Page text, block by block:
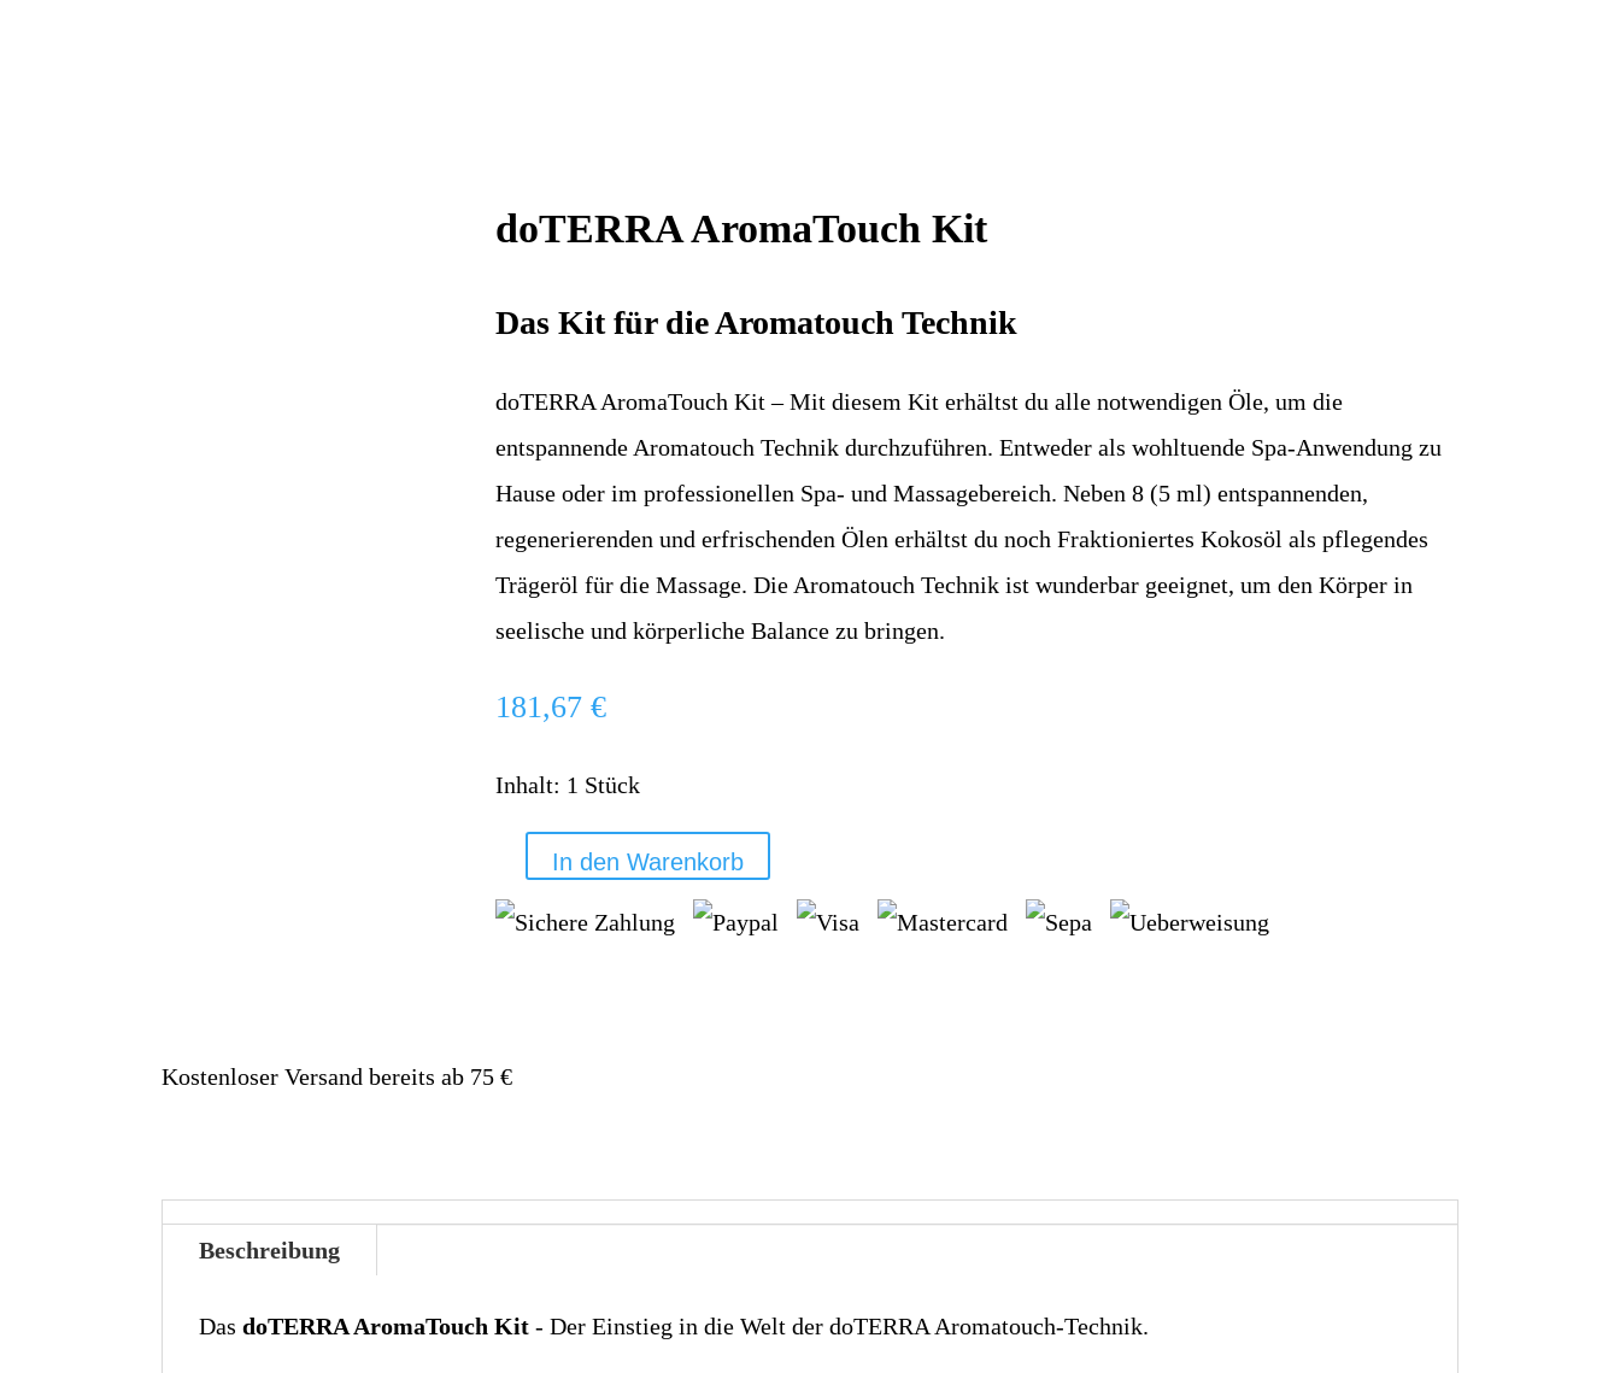
doTERRA AromaTouch Kit
Das Kit für die Aromatouch Technik
doTERRA AromaTouch Kit – Mit diesem Kit erhältst du alle notwendigen Öle, um die
entspannende Aromatouch Technik durchzuführen. Entweder als wohltuende Spa-Anwendung zu
Hause oder im professionellen Spa- und Massagebereich. Neben 8 (5 ml) entspannenden,
regenerierenden und erfrischenden Ölen erhältst du noch Fraktioniertes Kokosöl als pflegendes
Trägeröl für die Massage. Die Aromatouch Technik ist wunderbar geeignet, um den Körper in
seelische und körperliche Balance zu bringen.
181,67€
Inhalt: 1 Stück
In den Warenkorb
Kostenloser Versand bereits ab 75 €
Beschreibung
DasdoTERRA AromaTouch Kit - Der Einstieg in die Welt der doTERRA Aromatouch-Technik.